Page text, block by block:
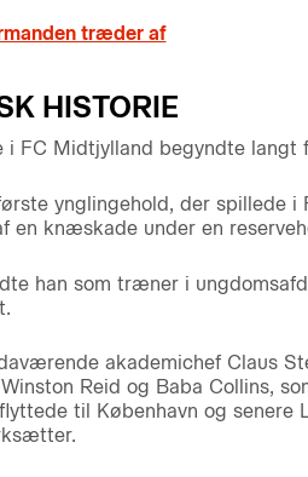
træder af
HISTORIE
i FC Midtjylland begyndte langt
ynglingehold, der spillede
en knæskade under en
han som træner i
akademichef Claus
Reid og Baba Collins,
til København og